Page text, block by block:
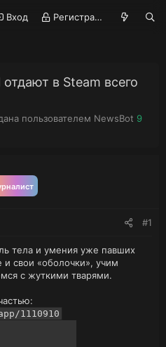
Вход Регистрация
в Steam всего
пользователем А
NewsBot Д
9
#1
тела и умения уже павших
свои «оболочки», учим
с жуткими тварями.
1110910